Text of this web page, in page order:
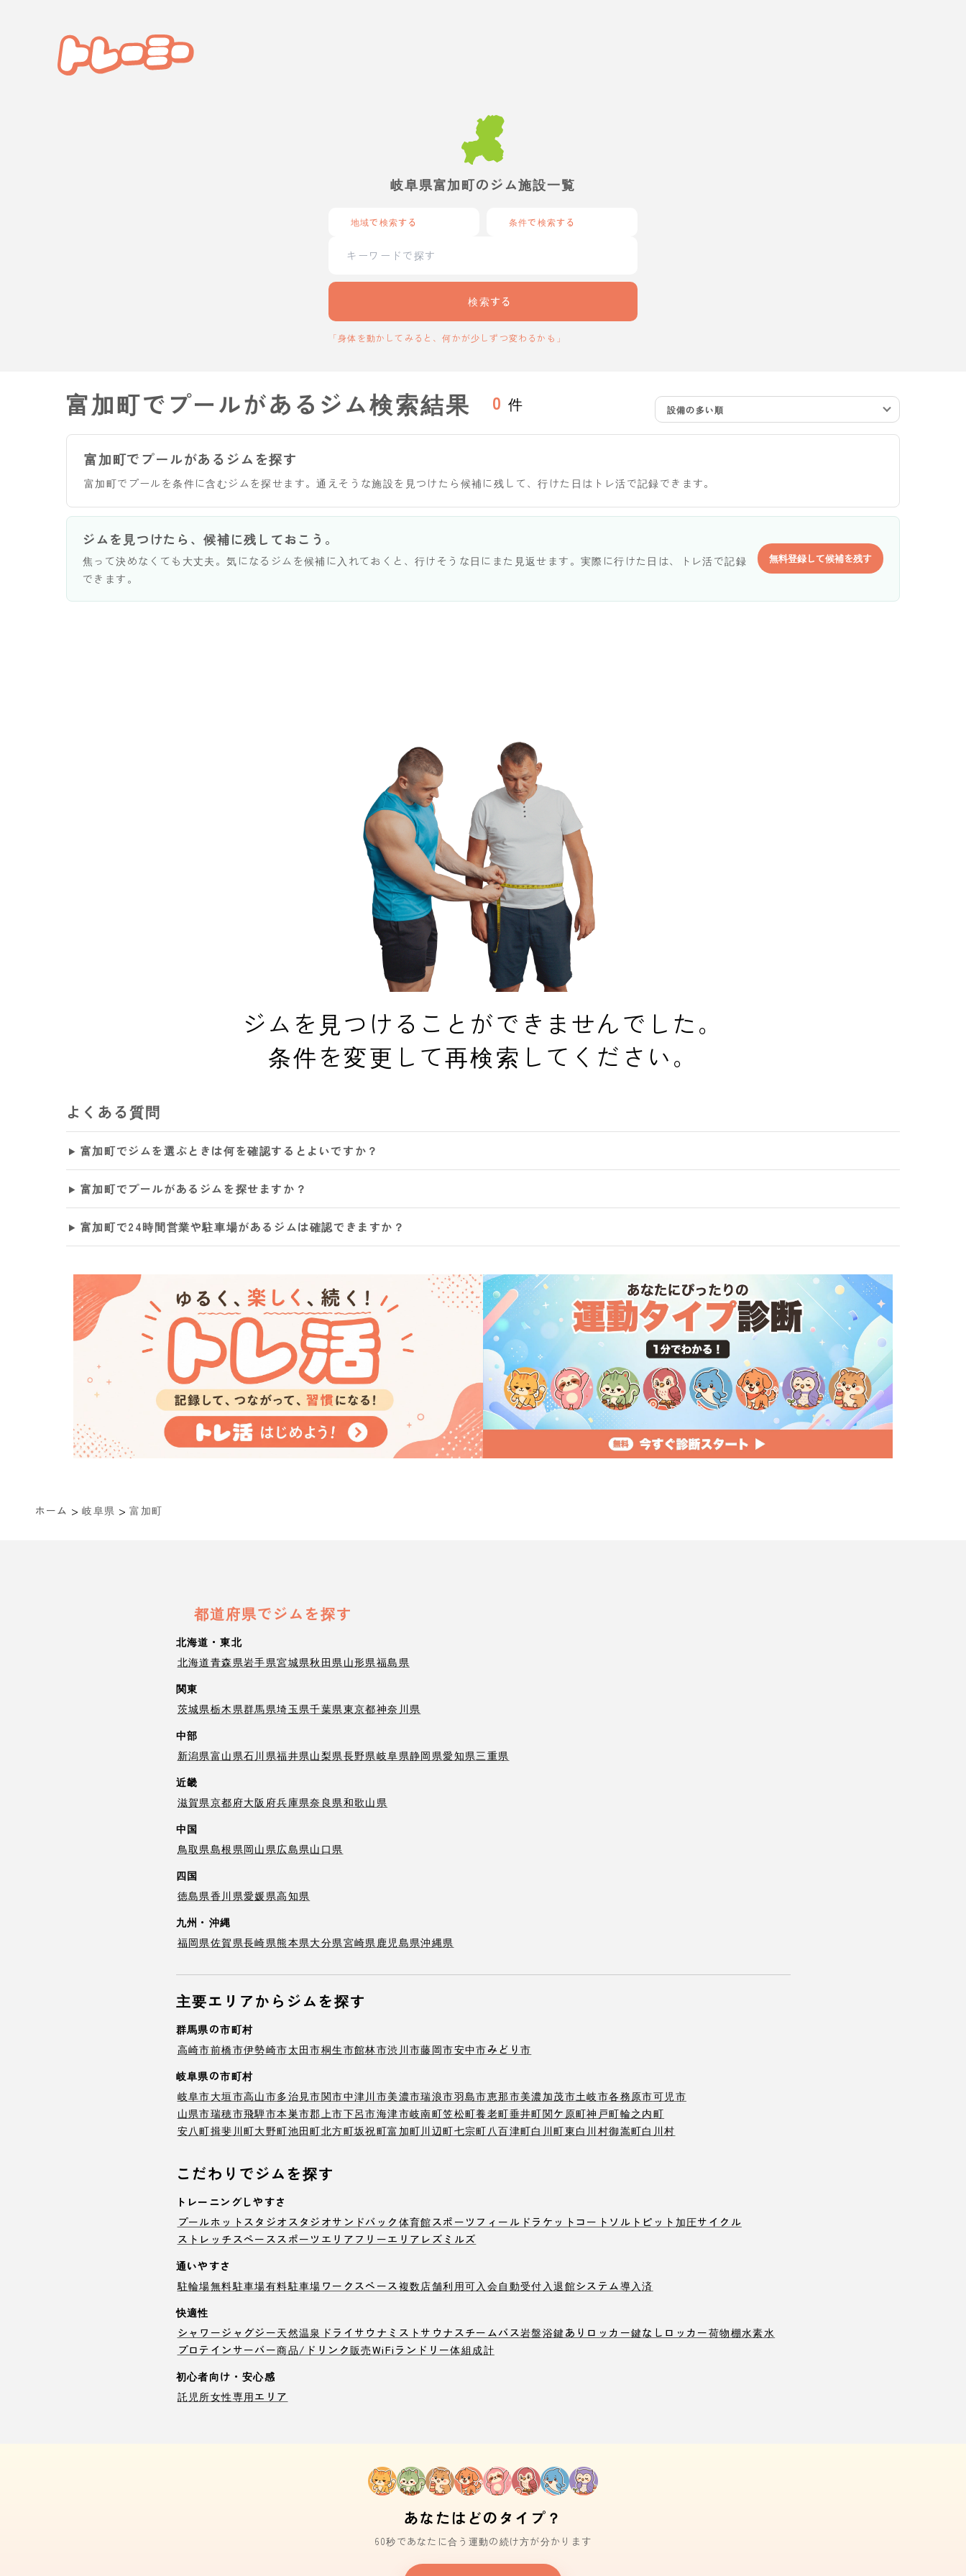
岐阜県富加町のジム施設一覧
地域で検索する 条件で検索する
検索する
「身体を動かしてみると、何かが少しずつ変わるかも」
富加町でプールがあるジム検索結果 0 件 設備の多い順
富加町でプールがあるジムを探す
富加町でプールを条件に含むジムを探せます。通えそうな施設を見つけたら候補に残して、行けた日はトレ活で記録できます。
ジムを見つけたら、候補に残しておこう。
焦って決めなくても大丈夫。気になるジムを候補に入れておくと、行けそうな日にまた見返せます。実際に行けた日は、トレ活で記録
できます。
無料登録して候補を残す
ジムを見つけることができませんでした。
条件を変更して再検索してください。
よくある質問
富加町でジムを選ぶときは何を確認するとよいですか？
富加町でプールがあるジムを探せますか？
富加町で24時間営業や駐車場があるジムは確認できますか？
ホーム > 岐阜県 > 富加町
都道府県でジムを探す
北海道・東北
北海道青森県岩手県宮城県秋田県山形県福島県
関東
茨城県栃木県群馬県埼玉県千葉県東京都神奈川県
中部
新潟県富山県石川県福井県山梨県長野県岐阜県静岡県愛知県三重県
近畿
滋賀県京都府大阪府兵庫県奈良県和歌山県
中国
鳥取県島根県岡山県広島県山口県
四国
徳島県香川県愛媛県高知県
九州・沖縄
福岡県佐賀県長崎県熊本県大分県宮崎県鹿児島県沖縄県
主要エリアからジムを探す
群馬県の市町村
高崎市前橋市伊勢崎市太田市桐生市館林市渋川市藤岡市安中市みどり市
岐阜県の市町村
岐阜市大垣市高山市多治見市関市中津川市美濃市瑞浪市羽島市恵那市美濃加茂市土岐市各務原市可児市
山県市瑞穂市飛騨市本巣市郡上市下呂市海津市岐南町笠松町養老町垂井町関ケ原町神戸町輪之内町
安八町揖斐川町大野町池田町北方町坂祝町富加町川辺町七宗町 八百津町白川町東白川村御嵩町白川村
こだわりでジムを探す
トレーニングしやすさ
プールホットスタジオ スタジオサンドバック 体育館スポーツフィールド ラケットコート ソルトピット 加圧サイクル
ストレッチスペーススポーツエリア フリーエリア レズミルズ
通いやすさ
駐輪場無料駐車場有料駐車場 ワークスペース複数店舗利用可入会自動受付 入退館システム導入済
快適性
シャワージャグジー天然温泉 ドライサウナ ミストサウナ スチームバス岩盤浴鍵ありロッカー鍵なしロッカー荷物棚水素水
プロテインサーバー商品/ドリンク販売WiFi ランドリー体組成計
初心者向け・安心感
託児所女性専用エリア
あなたはどのタイプ？
60秒であなたに合う運動の続け方が分かります